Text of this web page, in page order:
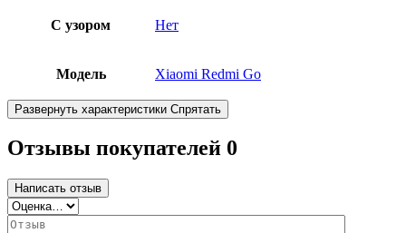
С узором Нет
Модель Xiaomi Redmi Go
Развернуть характеристики Спрятать
Отзывы покупателей 0
Написать отзыв